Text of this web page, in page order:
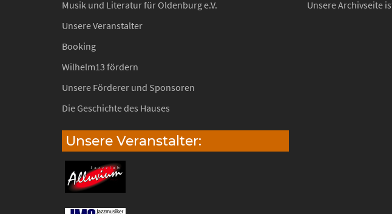
Musik und Literatur für Oldenburg e.V.
Unsere Veranstalter
Booking
Wilhelm13 fördern
Unsere Förderer und Sponsoren
Die Geschichte des Hauses
Unsere Veranstalter:
Unsere Archivseite